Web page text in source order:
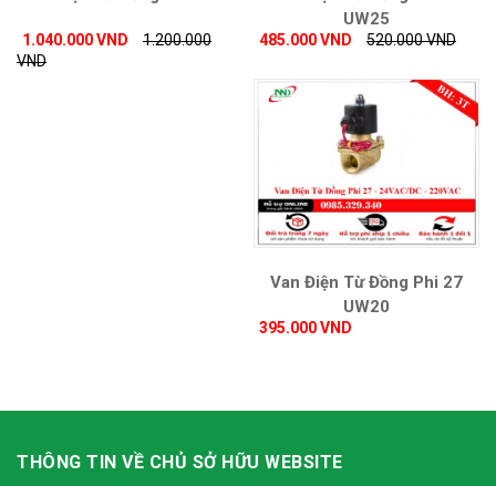
1.040.000 VND
1.200.000
VND
UW25
485.000 VND 520.000 VND
Van Điện Từ Đồng Phi 27
UW20
395.000 VND
THÔNG TIN VỀ CHỦ SỞ HỮU WEBSITE